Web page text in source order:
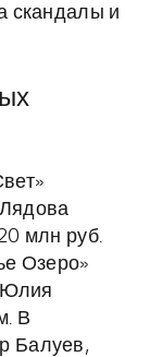
скандалы и
млн руб.
Озеро»
Юлия
В
Балуев,